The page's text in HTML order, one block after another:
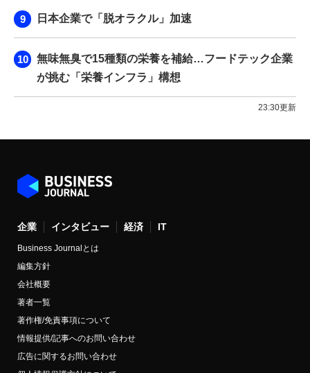
日本企業で「脱オラクル」加速
無味無臭で15種類の栄養を補給…フードテック企業
が挑む「栄養インフラ」構想
23:30更新
企業 インタビュー 経済 IT
Business Journalとは
編集方針
会社概要
著者一覧
著作権/免責事項について
情報提供/記事へのお問い合わせ
広告に関するお問い合わせ